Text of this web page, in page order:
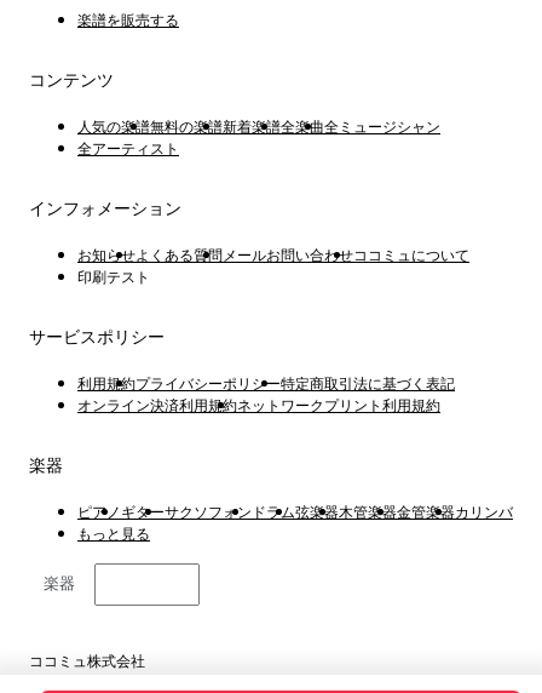
楽譜を販売する
コンテンツ
人気の楽譜無料の楽譜新着楽譜全楽曲全ミュージシャン
全アーティスト
インフォメーション
お知らせよくある質問 メールお問い合わせココミュについて
印刷テスト
サービスポリシー
利用規約プライバシーポリシー特定商取引法に基づく表記
オンライン決済利用規約ネットワークプリント利用規約
楽器
ピアノ ギターサクソフォン ドラム弦楽器木管楽器金管楽器カリンバ
もっと見る
楽器
ココミュ株式会社